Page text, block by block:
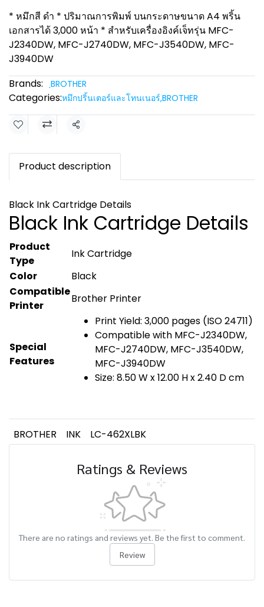
* หมึกสี ดำ * ปริมาณการพิมพ์ บนกระดาษขนาด A4 พริ้น
เอกสารได้ 3,000 หน้า * สำหรับเครื่องอิงค์เจ็ทรุ่น MFC-
J2340DW, MFC-J2740DW, MFC-J3540DW, MFC-
J3940DW
Brands:
ฺBROTHER
Categories:หมึกปริ้นเตอร์และโทนเนอร์,BROTHER
Share
Product description
Black Ink Cartridge Details
Black Ink Cartridge Details
Product
Type
Ink Cartridge
Color
Black
Compatible
Printer
Brother Printer
Special
Features
Print Yield: 3,000 pages (ISO 24711)
Compatible with MFC-J2340DW,
MFC-J2740DW, MFC-J3540DW,
MFC-J3940DW
Size: 8.50 W x 12.00 H x 2.40 D cm
BROTHER INK LC-462XLBK
Ratings & Reviews
There are no ratings and reviews yet. Be the first to comment.
Review